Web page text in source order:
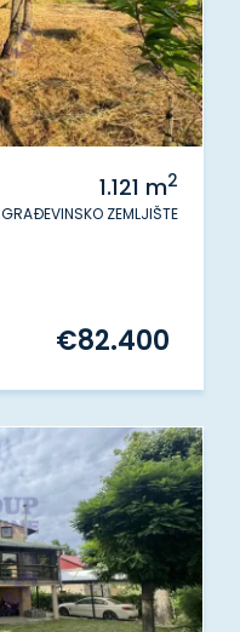
1.121 m2
GRAĐEVINSKO ZEMLJIŠTE
€82.400